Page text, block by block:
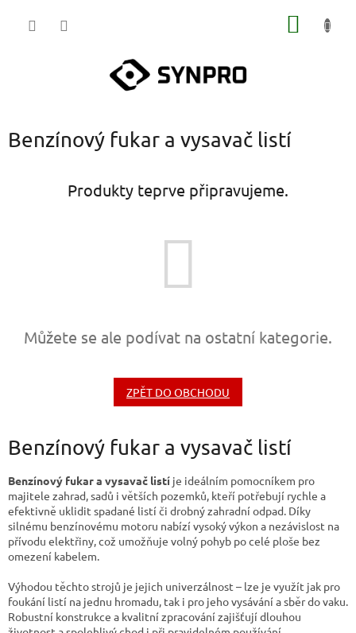
Benzínový fukar a vysavač listí
Produkty teprve připravujeme.
Můžete se ale podívat na ostatní kategorie.
ZPĚT DO OBCHODU
Benzínový fukar a vysavač listí
Benzínový fukar a vysavač listí je ideálním pomocníkem pro
majitele zahrad, sadů i větších pozemků, kteří potřebují rychle a
efektivně uklidit spadané listí či drobný zahradní odpad. Díky
silnému benzínovému motoru nabízí vysoký výkon a nezávislost na
přívodu elektřiny, což umožňuje volný pohyb po celé ploše bez
omezení kabelem.
Výhodou těchto strojů je jejich univerzálnost – lze je využít jak pro
foukání listí na jednu hromadu, tak i pro jeho vysávání a sběr do vaku.
Robustní konstrukce a kvalitní zpracování zajišťují dlouhou